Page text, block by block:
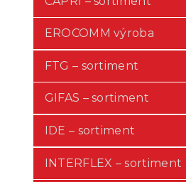
EROCOMM výroba
FTG – sortiment
GIFAS – sortiment
IDE – sortiment
INTERFLEX – sortiment